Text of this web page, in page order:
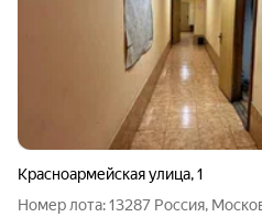
Красноармейская улица,1
Номер лота: 13287 Россия,